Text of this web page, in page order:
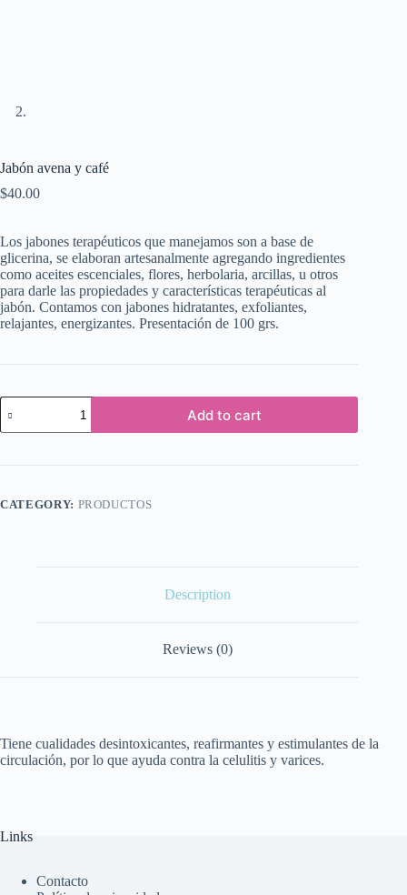
Jabón avena y café
$40.00
Los jabones terapéuticos que manejamos son a base de
glicerina, se elaboran artesanalmente agregando ingredientes
como aceites escenciales, flores, herbolaria, arcillas, u otros
para darle las propiedades y características terapéuticas al
jabón. Contamos con jabones hidratantes, exfoliantes,
relajantes, energizantes. Presentación de 100 grs.
Jabón
avena
y
quantity
Add to cart
CATEGORY: PRODUCTOS
Description
Reviews (0)
Tiene cualidades desintoxicantes, reafirmantes y estimulantes de la
circulación, por lo que ayuda contra la celulitis y varices.
Links
Contacto